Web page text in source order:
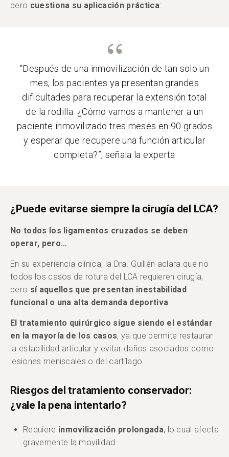
pero cuestiona su aplicación práctica:
“Después de una inmovilización de tan solo un
mes, los pacientes ya presentan grandes
dificultades para recuperar la extensión total
de la rodilla. ¿Cómo vamos a mantener a un
paciente inmovilizado tres meses en 90 grados
y esperar que recupere una función articular
completa?”, señala la experta
¿Puede evitarse siempre la cirugía del LCA?
No todos los ligamentos cruzados se deben
operar, pero…
En su experiencia clínica, la Dra. Guillén aclara que no
todos los casos de rotura del LCA requieren cirugía,
pero sí aquellos que presentan inestabilidad
funcional o una alta demanda deportiva.
El tratamiento quirúrgico sigue siendo el estándar
en la mayoría de los casos, ya que permite restaurar
la estabilidad articular y evitar daños asociados como
lesiones meniscales o del cartílago.
Riesgos del tratamiento conservador:
¿vale la pena intentarlo?
Requiere inmovilización prolongada, lo cual afecta
gravemente la movilidad.